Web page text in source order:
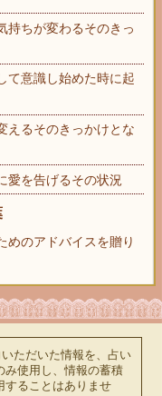
持ちが変わるそのきっ
て意識し始めた時に起
えるそのきっかけとな
愛を告げるその状況
めのアドバイスを贈り
ただいた情報を、占い
み使用し、情報の蓄積
することはありませ